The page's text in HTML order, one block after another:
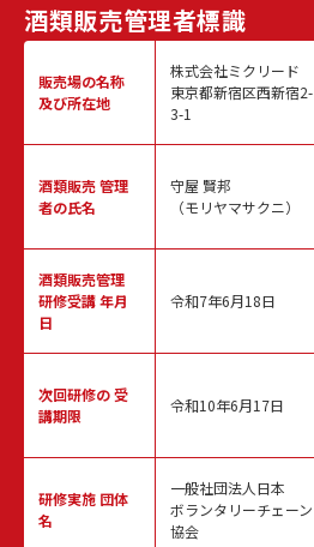
酒類販売管理者標識
販売場の名称
及び所在地
酒類販売管理
者の氏名
酒類販売管理
研修受講 年月
日
次回研修の受
講期限
研修実施 団体
名
株式会社ミクリード
東京都新宿区西新宿2-
3-1
守屋 賢邦
（モリヤマサクニ）
令和7年6月18日
令和10年6月17日
一般社団法人日本
ボランタリーチェーン
協会